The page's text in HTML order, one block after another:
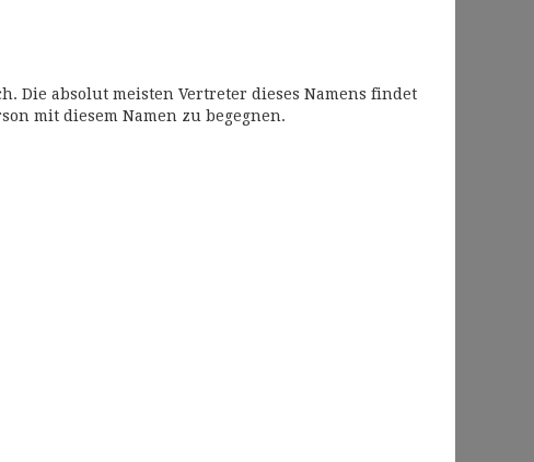
Die absolut meisten Vertreter dieses Namens findet
mit diesem Namen zu begegnen.